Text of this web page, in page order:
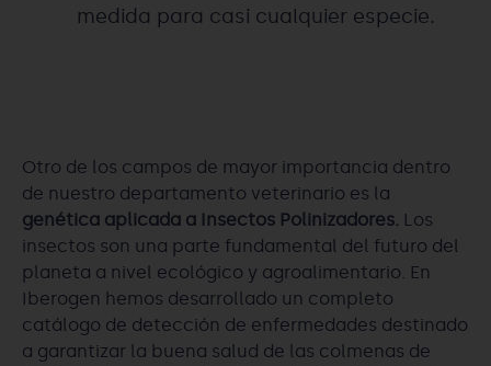
medida para casi cualquier especie.
Otro de los campos de mayor importancia dentro
de nuestro departamento veterinario es la
genética aplicada a Insectos Polinizadores. Los
insectos son una parte fundamental del futuro del
planeta a nivel ecológico y agroalimentario. En
Iberogen hemos desarrollado un completo
catálogo de detección de enfermedades destinado
a garantizar la buena salud de las colmenas de